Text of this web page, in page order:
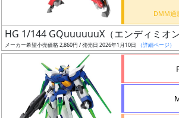
HG 1/144 GQuuuuuuX（エンディミオ
メーカー希望小売価格 2,860円 / 発売日 2026年1月10日 （詳細ページ）